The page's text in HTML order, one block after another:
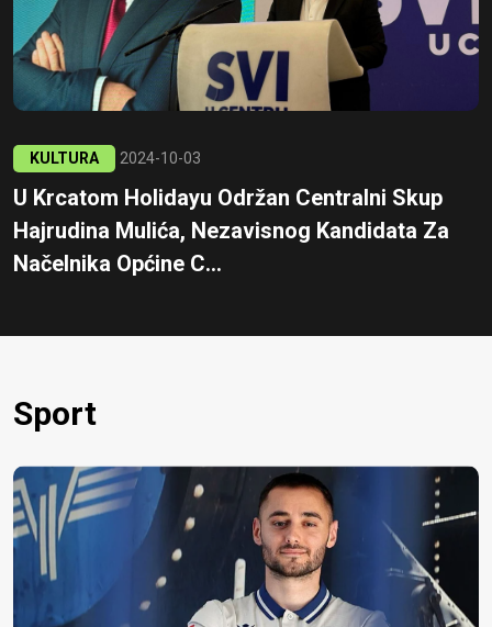
KULTURA 2024-10-03
U Krcatom Holidayu Održan Centralni Skup
Hajrudina Mulića, Nezavisnog Kandidata Za
Načelnika Općine C...
Sport